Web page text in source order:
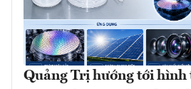
Quảng Trị hướng tới hình